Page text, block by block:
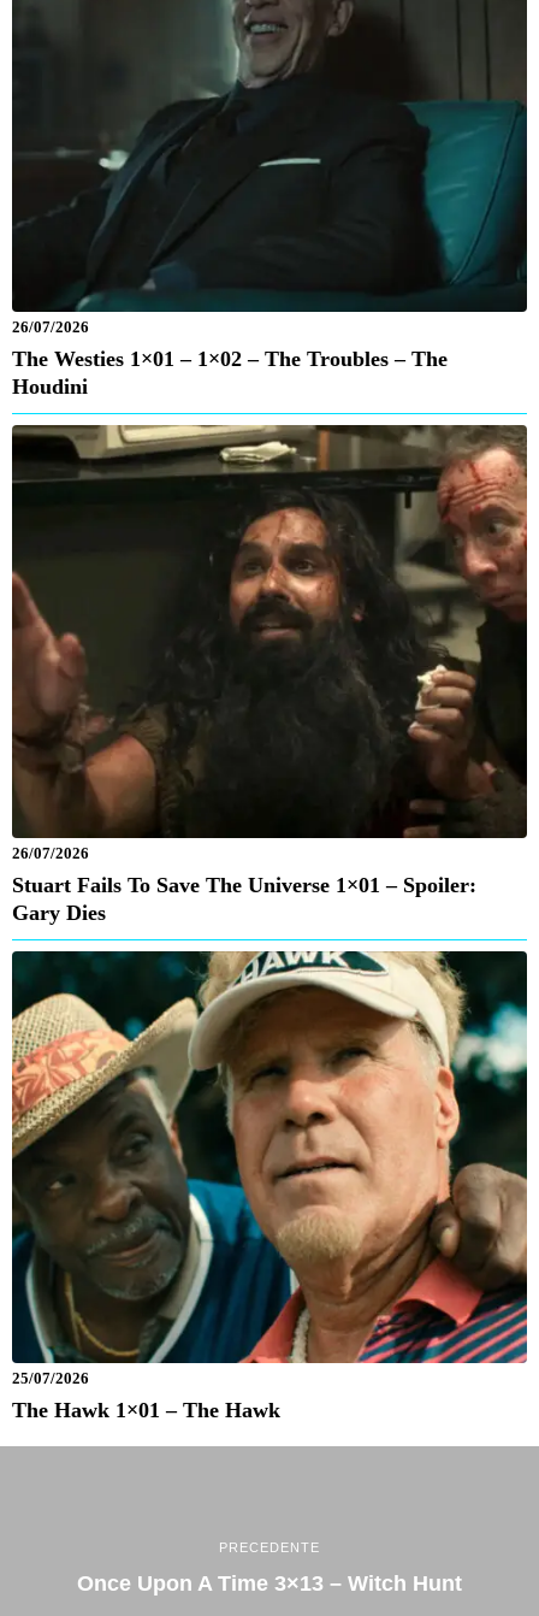
26/07/2026
The Westies 1×01 – 1×02 – The Troubles – The
Houdini
26/07/2026
Stuart Fails To Save The Universe 1×01 – Spoiler:
Gary Dies
25/07/2026
The Hawk 1×01 – The Hawk
PRECEDENTE
Once Upon A Time 3×13 – Witch Hunt